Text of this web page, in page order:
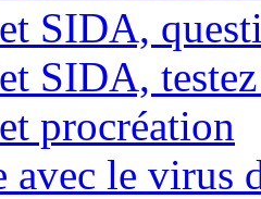
SIDA,
SIDA, testez
procréation
avec le virus